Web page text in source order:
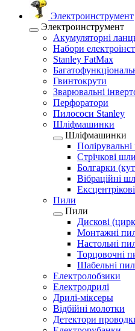
Электроинструмент
Электроинструмент
Акумуляторні
Набори
Stanley FatMax
Гвинтокрути
Зварювальні
Перфоратори
Пилососи Stanley
Шліфмашинки
Шліфмашинки
Стрічкові
Болгарки
Вібраційні
Пили
Пили
Дискові
Монтажні
Настольні
Торцовочні
Шабельні
Електролобзики
Електродрилі
Дрилі-міксеры
Відбійні молотки
Детектори